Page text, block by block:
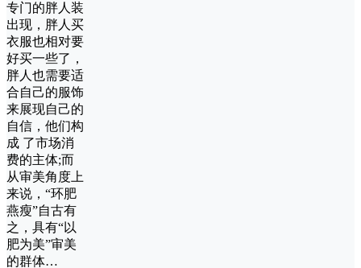
专门的胖人装
出现，胖人买
衣服也相对要
好买一些了，
胖人也需要适
合自己的服饰
来展现自己的
自信，他们构
成 了市场消
费的主体;而
从审美角度上
来说，“环肥
燕瘦”自古有
之，具有“以
肥为美”审美
的群体…